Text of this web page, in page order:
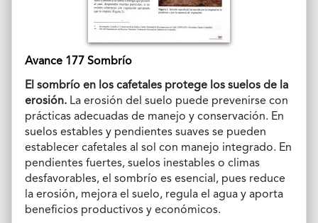
Avance 177 Sombrío
El sombrío en los cafetales protege los suelos de la
erosión.La erosión del suelo puede prevenirse con
prácticas adecuadas de manejo y conservación. En
suelos estables y pendientes suaves se pueden
establecer cafetales al sol con manejo integrado. En
pendientes fuertes, suelos inestables o climas
desfavorables, el sombrío es esencial, pues reduce
la erosión, mejora el suelo, regula el agua y aporta
beneficios productivos y económicos.